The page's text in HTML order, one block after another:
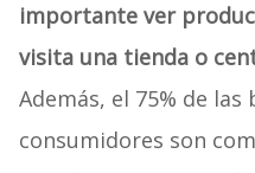
importante ver
visita una tienda o
Además, el 75% de las
consumidores son